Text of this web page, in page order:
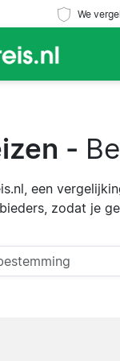
We
-
een
zodat je